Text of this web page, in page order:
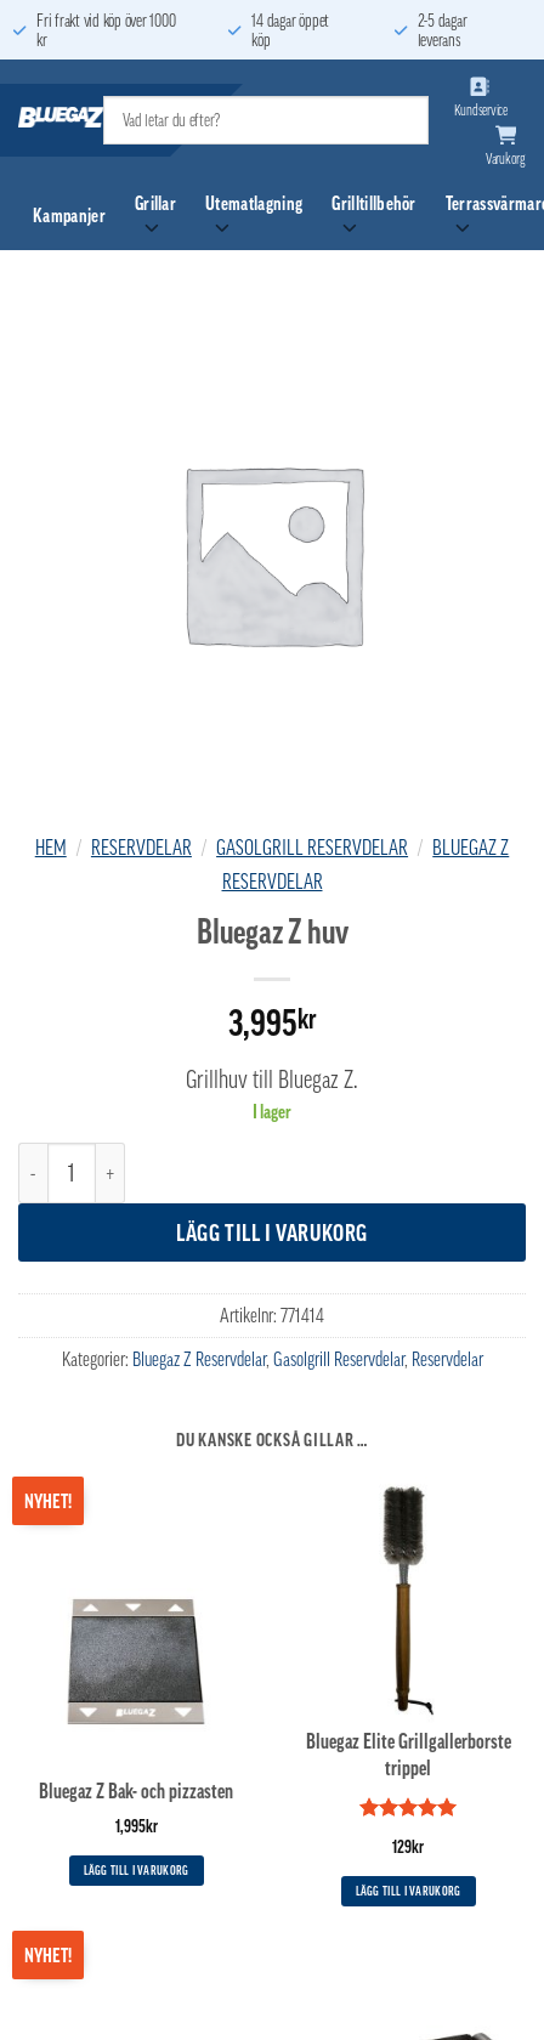
to
Fri frakt vid köp över 1000
kr
14 dagar öppet
köp
2-5 dagar
leverans
Kundservice
Varukorg
Kampanjer
Grillar Utematlagning Grilltillbehör
HEM / RESERVDELAR / GASOLGRILL RESERVDELAR / BLUEGAZ Z
RESERVDELAR
Bluegaz Z huv
3,995kr
Grillhuv till Bluegaz Z.
I lager
Bluegaz Z huv mängd
LÄGG TILL I VARUKORG
Artikelnr: 771414
Kategorier: Bluegaz Z Reservdelar, Gasolgrill Reservdelar, Reservdelar
DU KANSKE OCKSÅ GILLAR …
NYHET!
Bluegaz Z Bak- och pizzasten
1,995kr
LÄGG TILL I VARUKORG
Bluegaz Elite Grillgallerborste
trippel
Betygsatt
av 5129kr
LÄGG TILL I VARUKORG
NYHET!